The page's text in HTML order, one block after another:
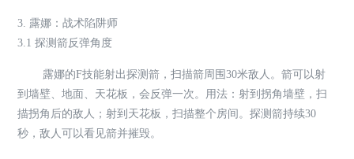
3. 露娜：战术陷阱师
3.1 探测箭反弹角度
露娜的F技能射出探测箭，扫描箭周围30米敌人。箭可以射
到墙壁、地面、天花板，会反弹一次。用法：射到拐角墙壁，扫
描拐角后的敌人；射到天花板，扫描整个房间。探测箭持续30
秒，敌人可以看见箭并摧毁。